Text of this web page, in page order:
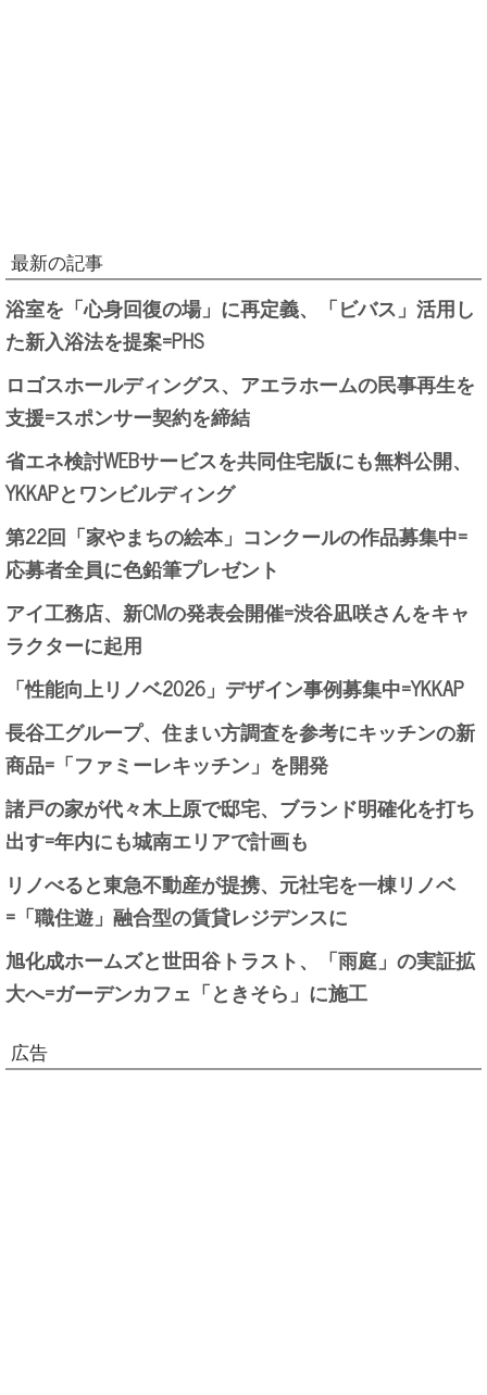
最新の記事
浴室を「心身回復の場」に再定義、「ビバス」活用し
た新入浴法を提案=PHS
ロゴスホールディングス、アエラホームの民事再生を
支援=スポンサー契約を締結
省エネ検討WEBサービスを共同住宅版にも無料公開、
YKKAPとワンビルディング
第22回「家やまちの絵本」コンクールの作品募集中=
応募者全員に色鉛筆プレゼント
アイ工務店、新CMの発表会開催=渋谷凪咲さんをキャ
ラクターに起用
「性能向上リノベ2026」デザイン事例募集中=YKKAP
長谷工グループ、住まい方調査を参考にキッチンの新
商品=「ファミーレキッチン」を開発
諸戸の家が代々木上原で邸宅、ブランド明確化を打ち
出す=年内にも城南エリアで計画も
リノべると東急不動産が提携、元社宅を一棟リノベ
=「職住遊」融合型の賃貸レジデンスに
旭化成ホームズと世田谷トラスト、「雨庭」の実証拡
大へ=ガーデンカフェ「ときそら」に施工
広告